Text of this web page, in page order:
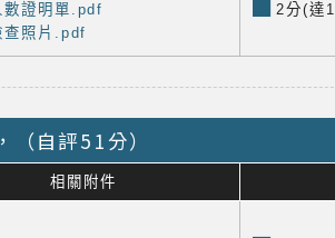
數證明單.pdf
查照片.pdf
2分(達
自評51分）
相關附件